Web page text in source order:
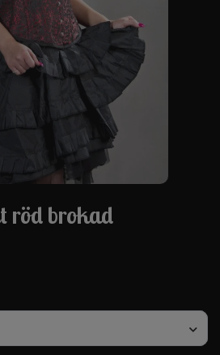
röd brokad